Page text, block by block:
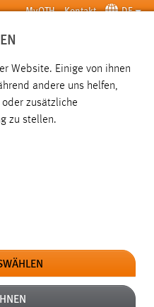
MyOTH Kontakt DE
SUCHE
Website. Einige von ihnen
andere uns helfen,
zusätzliche
zu stellen.